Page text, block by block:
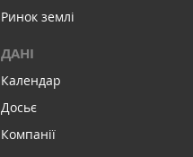
Ринок землі
ДАНІ
Календар
Досьє
Компанії